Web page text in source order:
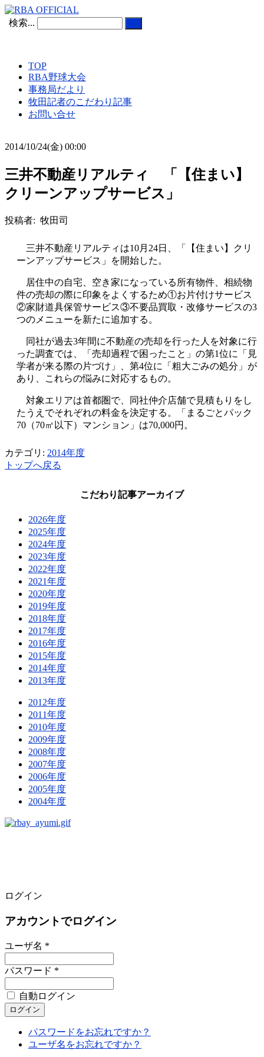
検索...
TOP
RBA野球大会
事務局だより
牧田記者のこだわり記事
お問い合せ
2014/10/24(金) 00:00
三井不動産リアルティ 「【住まい】
クリーンアップサービス」
投稿者: 牧田司
三井不動産リアルティは10月24日、「【住まい】クリ
ーンアップサービス」を開始した。
居住中の自宅、空き家になっている所有物件、相続物
件の売却の際に印象をよくするため①お片付けサービス
②家財道具保管サービス③不要品買取・改修サービスの3
つのメニューを新たに追加する。
同社が過去3年間に不動産の売却を行った人を対象に行
った調査では、「売却過程で困ったこと」の第1位に「見
学者が来る際の片づけ」、第4位に「粗大ごみの処分」が
あり、これらの悩みに対応するもの。
対象エリアは首都圏で、同社仲介店舗で見積もりをし
たうえでそれぞれの料金を決定する。「まるごとパック
70（70㎡以下）マンション」は70,000円。
カテゴリ: 2014年度
トップへ戻る
こだわり記事アーカイブ
2026年度
2025年度
2024年度
2023年度
2022年度
2021年度
2020年度
2019年度
2018年度
2017年度
2016年度
2015年度
2014年度
2013年度
2012年度
2011年度
2010年度
2009年度
2008年度
2007年度
2006年度
2005年度
2004年度
ログイン
アカウントでログイン
ユーザ名 *
パスワード *
自動ログイン
パスワードをお忘れですか？
ユーザ名をお忘れですか？